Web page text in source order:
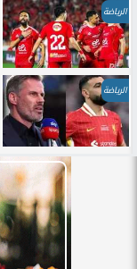
الرياضة
الرياضة